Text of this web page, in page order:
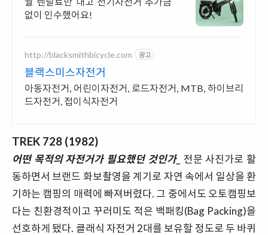
없이 인수했어요!
http://blacksmithbicycle.com 광고
블랙스미스자전거
아동자전거, 어린이자전거, 로드자전거, MTB, 하이브리
드자전거, 접이식자전거
TREK 728 (1982)
어떤 목적의 자전거가 필요했던 것인가_ 전문 사진가로 활
동하면서 브랜드 화보촬영을 계기로 자연 속에서 일상을 환
기하는 캠핑의 매력에 빠져버렸다. 그 중에서도 오토캠핑보
다는 친환경적이고 꾸러미도 적은 백패킹(Bag Packing)을
선호하게 됐다. 클래식 자전거 2대를 보유할 정도로 두 바퀴